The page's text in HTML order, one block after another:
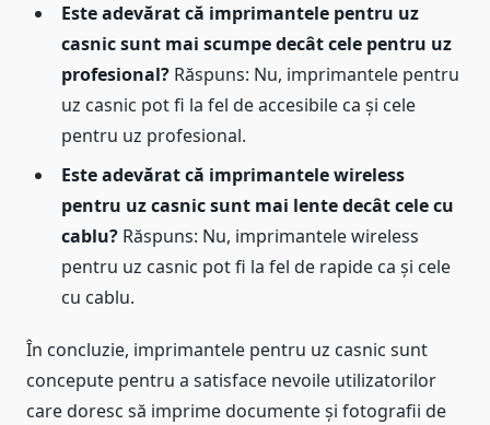
Este adevărat că imprimantele pentru uz
casnic sunt mai scumpe decât cele pentru uz
profesional? Răspuns: Nu, imprimantele pentru
uz casnic pot fi la fel de accesibile ca și cele
pentru uz profesional.
Este adevărat că imprimantele wireless
pentru uz casnic sunt mai lente decât cele cu
cablu? Răspuns: Nu, imprimantele wireless
pentru uz casnic pot fi la fel de rapide ca și cele
cu cablu.
În concluzie, imprimantele pentru uz casnic sunt
concepute pentru a satisface nevoile utilizatorilor
care doresc să imprime documente și fotografii de